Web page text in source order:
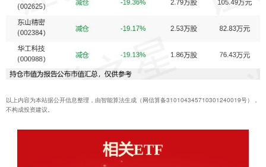
以上内容为本站据公开信息整理，由智能算法生成（网信算备310104345710301240019号），
不构成投资建议。